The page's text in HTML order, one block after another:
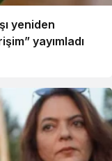
yeniden
yayımladı